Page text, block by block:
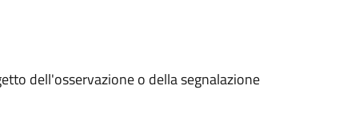
dell'osservazione o della segnalazione